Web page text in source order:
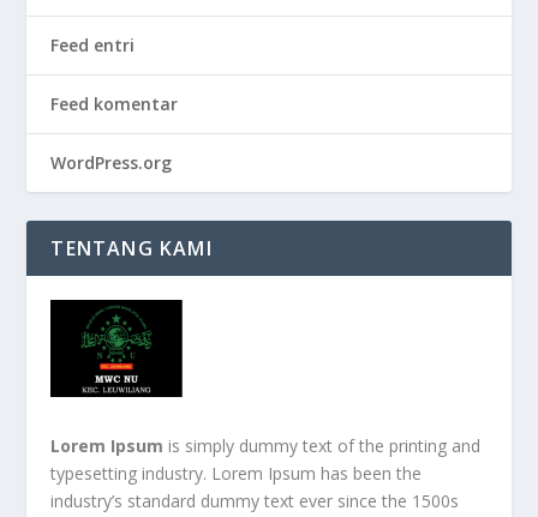
Feed entri
Feed komentar
WordPress.org
TENTANG KAMI
Lorem Ipsum is simply dummy text of the printing and
typesetting industry. Lorem Ipsum has been the
industry’s standard dummy text ever since the 1500s